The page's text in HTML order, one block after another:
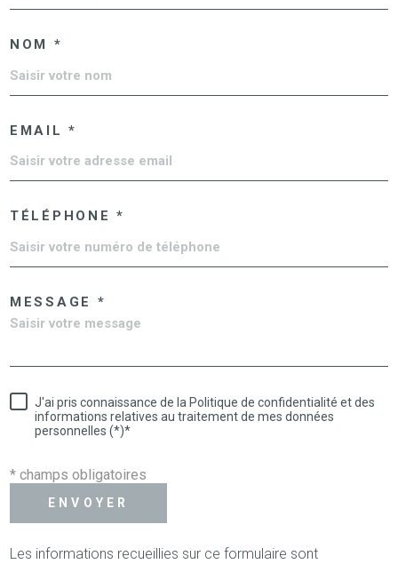
NOM *
EMAIL *
TÉLÉPHONE *
MESSAGE *
J'ai pris connaissance de la Politique de confidentialité et des
informations relatives au traitement de mes données
personnelles (*)*
* champs obligatoires
ENVOYER
Les informations recueillies sur ce formulaire sont